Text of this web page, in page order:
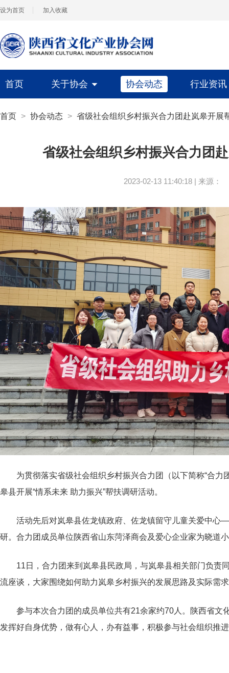
设为首页 加入收藏
首页 关于协会 协会动态 行业资讯
首页 > 协会动态 > 省级社会组织乡村振兴合力团赴岚皋开展
省级社会组织乡村振兴合力团
2023-02-13 11:40:18 | 来源：
为贯彻落实省级社会组织乡村振兴合力团（以下简称“合
皋县开展“情系未来 助力振兴”帮扶调研活动。
活动先后对岚皋县佐龙镇政府、佐龙镇留守儿童关爱中
研。合力团成员单位陕西省山东菏泽商会及爱心企业家为晓道
11日，合力团来到岚皋县民政局，与岚皋县相关部门负责
流座谈，大家围绕如何助力岚皋乡村振兴的发展思路及实际需
参与本次合力团的成员单位共有21余家约70人。陕西省文
发挥好自身优势，做有心人，办有益事，积极参与社会组织推进